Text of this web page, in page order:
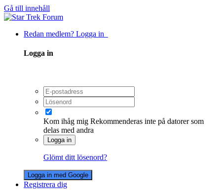
Gå till innehåll
Redan medlem? Logga in
Logga in
Kom ihåg mig Rekommenderas inte på datorer som
delas med andra
Logga in
Glömt ditt lösenord?
Logga in med Google
Registrera dig